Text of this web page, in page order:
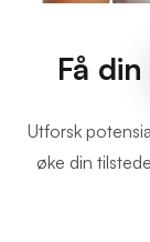
Få din
Utforsk
øke din